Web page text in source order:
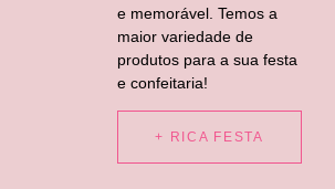
e memorável. Temos a
maior variedade de
produtos para a sua festa
e confeitaria!
+ RICA FESTA